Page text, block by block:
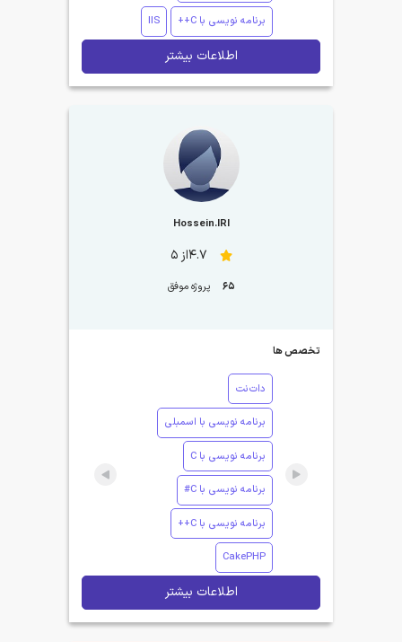
برنامه نویسی با C++ IIS
اطلاعات بیشتر
Hossein.IRI
4.7از 5
65 پروژه موفق
تخصص ها
دات‌نت
برنامه نویسی با اسمبلی
برنامه نویسی با C
برنامه نویسی با C#
برنامه نویسی با C++
CakePHP
اطلاعات بیشتر